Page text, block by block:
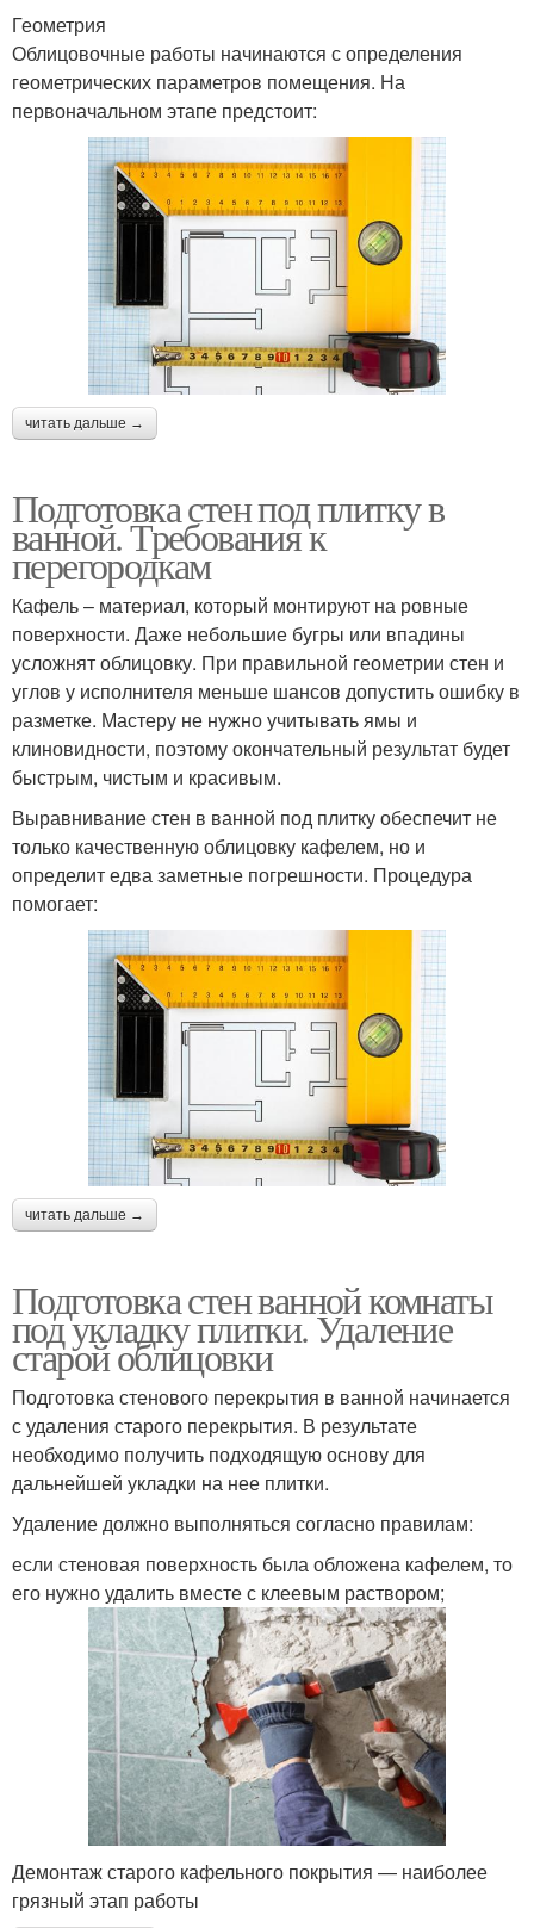
Геометрия
Облицовочные работы начинаются с определения
геометрических параметров помещения. На
первоначальном этапе предстоит:
читать дальше →
Подготовка стен под плитку в
ванной. Требования к
перегородкам
Кафель – материал, который монтируют на ровные
поверхности. Даже небольшие бугры или впадины
усложнят облицовку. При правильной геометрии стен и
углов у исполнителя меньше шансов допустить ошибку в
разметке. Мастеру не нужно учитывать ямы и
клиновидности, поэтому окончательный результат будет
быстрым, чистым и красивым.
Выравнивание стен в ванной под плитку обеспечит не
только качественную облицовку кафелем, но и
определит едва заметные погрешности. Процедура
помогает:
читать дальше →
Подготовка стен ванной комнаты
под укладку плитки. Удаление
старой облицовки
Подготовка стенового перекрытия в ванной начинается
с удаления старого перекрытия. В результате
необходимо получить подходящую основу для
дальнейшей укладки на нее плитки.
Удаление должно выполняться согласно правилам:
если стеновая поверхность была обложена кафелем, то
его нужно удалить вместе с клеевым раствором;
Демонтаж старого кафельного покрытия — наиболее
грязный этап работы